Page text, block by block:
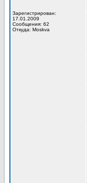
Зарегистрирован:
17.01.2009
Сообщения: 62
Откуда: Moskva